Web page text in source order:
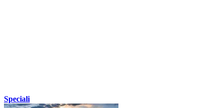
Speciali